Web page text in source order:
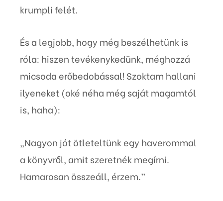
krumpli felét.
És a legjobb, hogy még beszélhetünk is
róla: hiszen tevékenykedünk, méghozzá
micsoda erőbedobással! Szoktam hallani
ilyeneket (oké néha még saját magamtól
is, haha):
„Nagyon jót ötleteltünk egy haverommal
a könyvről, amit szeretnék megírni.
Hamarosan összeáll, érzem.”